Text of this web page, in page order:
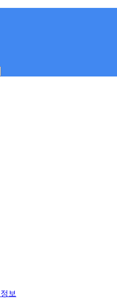
정보